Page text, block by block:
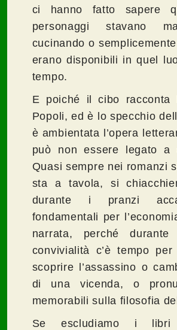
ci hanno fatto sapere
personaggi stavano
cucinando o
erano disponibili in quel
tempo.
E poiché il cibo racconta
Popoli, ed è lo specchio
è ambientata l’opera
può non essere legato a
Quasi sempre nei romanzi
sta a tavola, si
durante i pranzi
fondamentali per
narrata, perché
convivialità c’è tempo
scoprire l’assassino o
di una vicenda, o
memorabili sulla filosofia
Se escludiamo i